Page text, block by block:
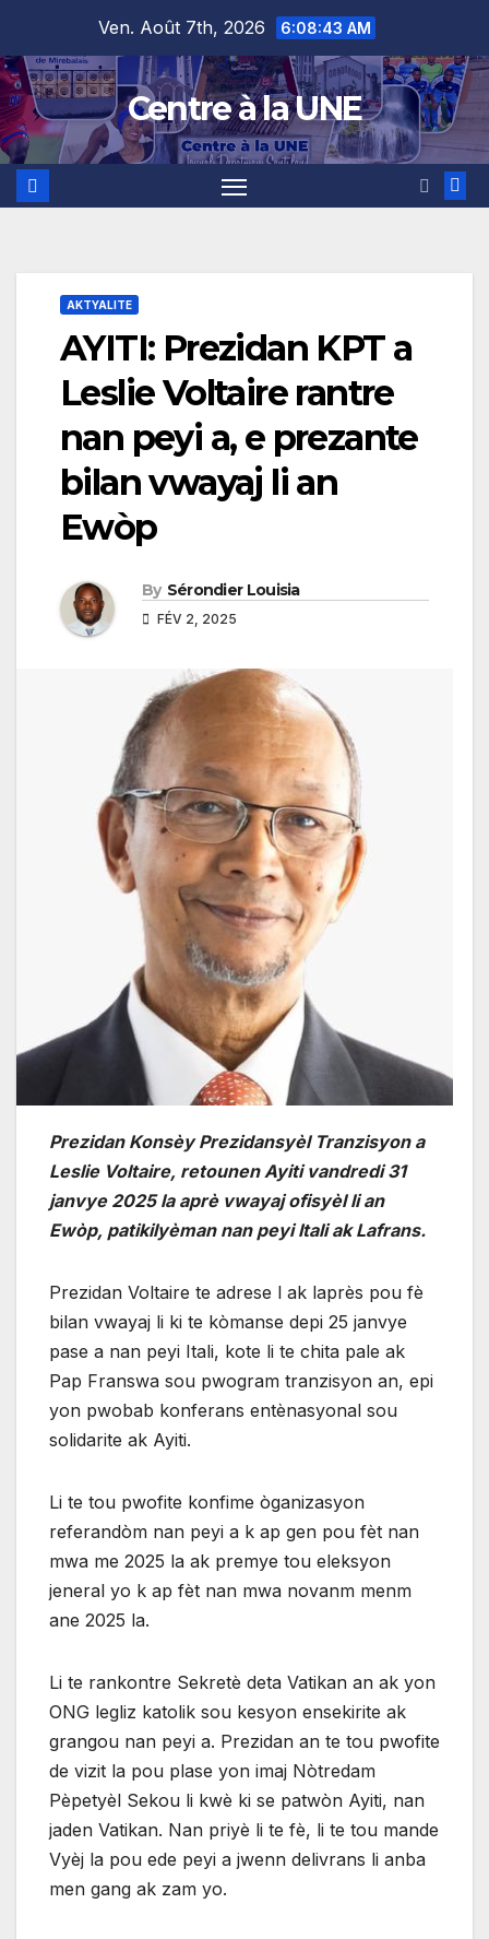
content
Ven. Août 7th, 2026 6:08:44 AM
Centre à la UNE
AKTYALITE
AYITI: Prezidan KPT a
Leslie Voltaire rantre
nan peyi a, e prezante
bilan vwayaj li an
Ewòp
By Sérondier Louisia
FÉV 2, 2025
Prezidan Konsèy Prezidansyèl Tranzisyon a
Leslie Voltaire, retounen Ayiti vandredi 31
janvye 2025 la aprè vwayaj ofisyèl li an
Ewòp, patikilyèman nan peyi Itali ak Lafrans.
Prezidan Voltaire te adrese l ak laprès pou fè
bilan vwayaj li ki te kòmanse depi 25 janvye
pase a nan peyi Itali, kote li te chita pale ak
Pap Franswa sou pwogram tranzisyon an, epi
yon pwobab konferans entènasyonal sou
solidarite ak Ayiti.
Li te tou pwofite konfime òganizasyon
referandòm nan peyi a k ap gen pou fèt nan
mwa me 2025 la ak premye tou eleksyon
jeneral yo k ap fèt nan mwa novanm menm
ane 2025 la.
Li te rankontre Sekretè deta Vatikan an ak yon
ONG legliz katolik sou kesyon ensekirite ak
grangou nan peyi a. Prezidan an te tou pwofite
de vizit la pou plase yon imaj Nòtredam
Pèpetyèl Sekou li kwè ki se patwòn Ayiti, nan
jaden Vatikan. Nan priyè li te fè, li te tou mande
Vyèj la pou ede peyi a jwenn delivrans li anba
men gang ak zam yo.